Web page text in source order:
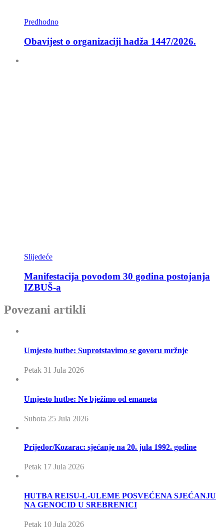
Predhodno
Obavijest o organizaciji hadža 1447/2026.
Slijedeće
Manifestacija povodom 30 godina postojanja
IZBUŠ-a
Povezani artikli
Umjesto hutbe: Suprotstavimo se govoru mržnje
Petak 31 Jula 2026
Umjesto hutbe: Ne bježimo od emaneta
Subota 25 Jula 2026
Prijedor/Kozarac: sjećanje na 20. jula 1992. godine
Petak 17 Jula 2026
HUTBA REISU-L-ULEME POSVEĆENA SJEĆANJU
NA GENOCID U SREBRENICI
Petak 10 Jula 2026